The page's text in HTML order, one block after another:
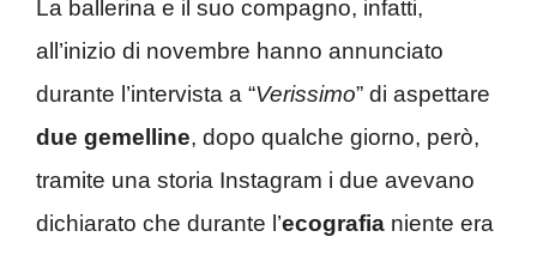
La ballerina e il suo compagno, infatti,
all’inizio di novembre hanno annunciato
durante l’intervista a “Verissimo” di aspettare
due gemelline, dopo qualche giorno, però,
tramite una storia Instagram i due avevano
dichiarato che durante l’ecografia niente era